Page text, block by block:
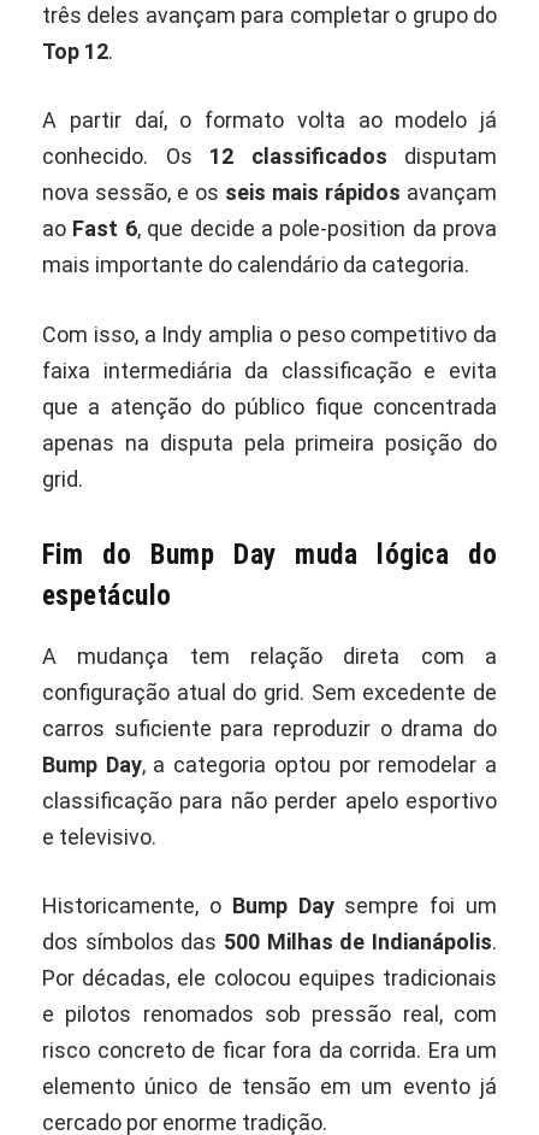
três deles avançam para completar o grupo do
Top 12.
A partir daí, o formato volta ao modelo já
conhecido. Os 12 classificados disputam
nova sessão, e os seis mais rápidos avançam
ao Fast 6, que decide a pole-position da prova
mais importante do calendário da categoria.
Com isso, a Indy amplia o peso competitivo da
faixa intermediária da classificação e evita
que a atenção do público fique concentrada
apenas na disputa pela primeira posição do
grid.
Fim do Bump Day muda lógica do
espetáculo
A mudança tem relação direta com a
configuração atual do grid. Sem excedente de
carros suficiente para reproduzir o drama do
Bump Day, a categoria optou por remodelar a
classificação para não perder apelo esportivo
e televisivo.
Historicamente, o Bump Daysempre foi um
dos símbolos das 500 Milhas de Indianápolis.
Por décadas, ele colocou equipes tradicionais
e pilotos renomados sob pressão real, com
risco concreto de ficar fora da corrida. Era um
elemento único de tensão em um evento já
cercado por enorme tradição.